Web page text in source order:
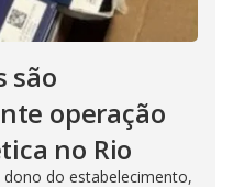
são
operação
no Rio
do estabelecimento,